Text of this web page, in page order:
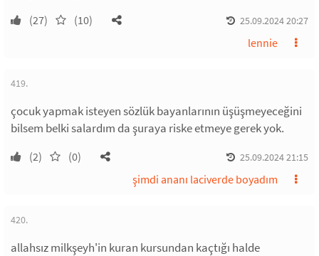
(27) (10) 25.09.2024 20:27
lennie
419.
çocuk yapmak isteyen sözlük bayanlarının üşüşmeyeceğini
bilsem belki salardım da şuraya riske etmeye gerek yok.
(2) (0) 25.09.2024 21:15
şimdi ananı laciverde boyadım
420.
allahsız milkşeyh'in kuran kursundan kaçtığı halde